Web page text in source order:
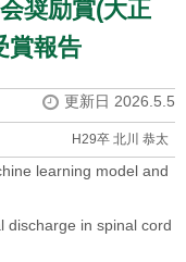
奨励賞(大正
賞報告
更新日 2026.5.5
H29卒 北川 恭太
learning model and
discharge in spinal cord